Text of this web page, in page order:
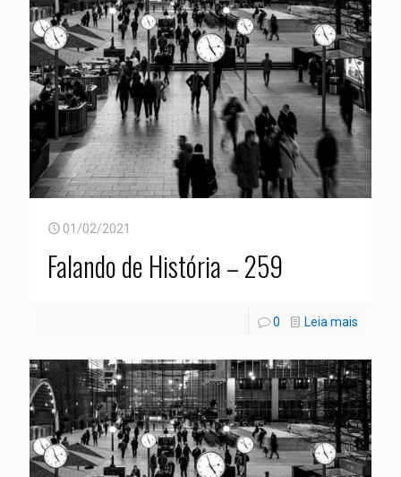
01/02/2021
Falando de História – 259
0 Leia mais